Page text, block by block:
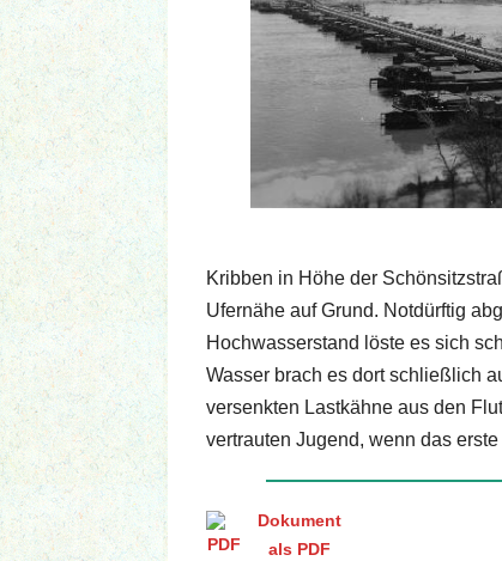
Kribben in Höhe der
Ufernähe auf Grund. Notdürftig
Hochwasserstand löste es sich
Wasser brach es dort schließlich
versenkten Lastkähne aus den
vertrauten Jugend, wenn das
Dokument
als PDF